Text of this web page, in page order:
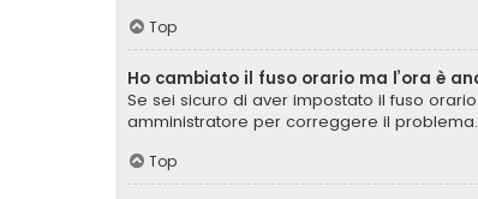
Top
Ho cambiato il fuso orario ma l’ora è
Se sei sicuro di aver impostato il fuso
amministratore per correggere il problema.
Top